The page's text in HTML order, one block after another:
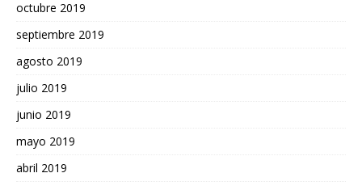
octubre 2019
septiembre 2019
agosto 2019
julio 2019
junio 2019
mayo 2019
abril 2019